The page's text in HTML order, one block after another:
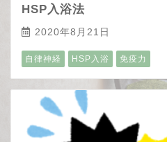
HSP入浴法
2020年8月21日
自律神経 HSP入浴 免疫力